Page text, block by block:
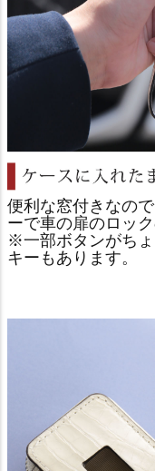
便利な窓付きなの
ーで車の扉のロッ
※一部ボタンがち
キーもあります。